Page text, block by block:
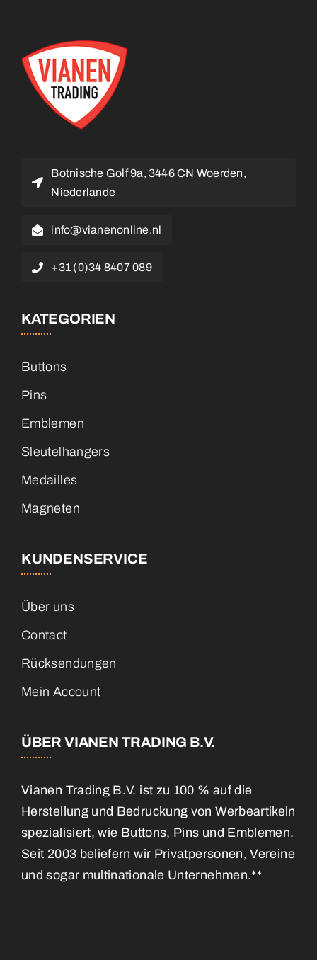
Botnische Golf 9a, 3446 CN Woerden,
Niederlande
info@vianenonline.nl
+31 (0)34 8407 089
KATEGORIEN
Buttons
Pins
Emblemen
Sleutelhangers
Medailles
Magneten
KUNDENSERVICE
Über uns
Contact
Rücksendungen
Mein Account
ÜBER VIANEN TRADING B.V.
Vianen Trading B.V. ist zu 100 % auf die
Herstellung und Bedruckung von Werbeartikeln
spezialisiert, wie Buttons, Pins und Emblemen.
Seit 2003 beliefern wir Privatpersonen, Vereine
und sogar multinationale Unternehmen.**